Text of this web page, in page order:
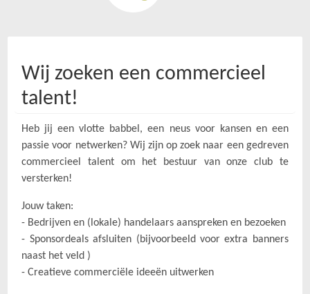
Wij zoeken een commercieel
talent!
Heb jij een vlotte babbel, een neus voor kansen en een
passie voor netwerken? Wij zijn op zoek naar een gedreven
commercieel talent om het bestuur van onze club te
versterken!
Jouw taken:
- Bedrijven en (lokale) handelaars aanspreken en bezoeken
- Sponsordeals afsluiten (bijvoorbeeld voor extra banners
naast het veld )
- Creatieve commerciële ideeën uitwerken